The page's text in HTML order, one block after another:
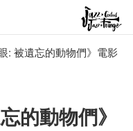
: 被遺忘的動物們》電影
的動物們》